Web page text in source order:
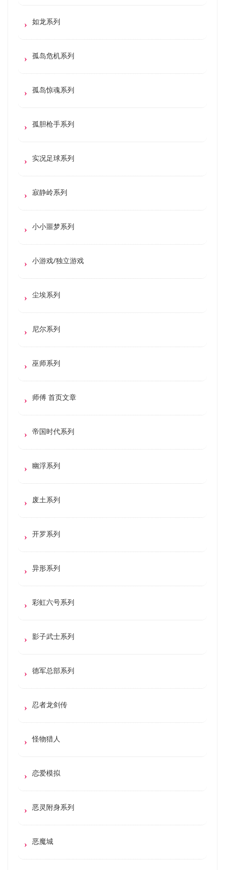
如龙系列
孤岛危机系列
孤岛惊魂系列
孤胆枪手系列
实况足球系列
寂静岭系列
小小噩梦系列
小游戏/独立游戏
尘埃系列
尼尔系列
巫师系列
师傅 首页文章
帝国时代系列
幽浮系列
废土系列
开罗系列
异形系列
彩虹六号系列
影子武士系列
德军总部系列
忍者龙剑传
怪物猎人
恋爱模拟
恶灵附身系列
恶魔城